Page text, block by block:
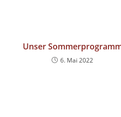
Unser
6. Mai 2022